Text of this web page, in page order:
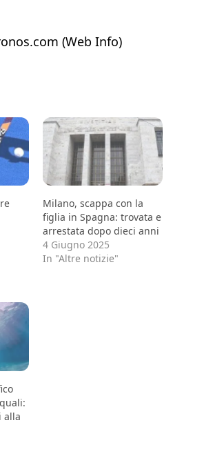
(Web Info)
Milano, scappa con la
figlia in Spagna: trovata e
arrestata dopo dieci anni
4 Giugno 2025
In "Altre notizie"
alla